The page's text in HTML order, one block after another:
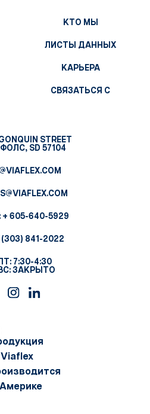
КТО МЫ
ЛИСТЫ ДАННЫХ
КАРЬЕРА
СВЯЗАТЬСЯ С
STREET
SD 57104
+ 605-640-5929
(303) 841-2022
7:30-4:30
ЗАКРЫТО